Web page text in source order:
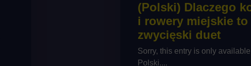
(Polski) Dlaczego
i rowery miejskie to
zwycięski duet
Sorry, this entry is only
Polski....